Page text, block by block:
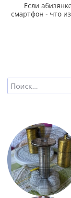
Если
смартфон - что